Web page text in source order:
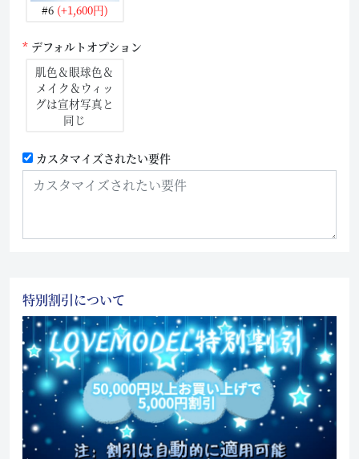
#6(+1,600円)
デフォルトオプション
肌色＆眼球色＆
メイク＆ウィッ
グは宣材写真と
同じ
カスタマイズされたい要件
特別割引について